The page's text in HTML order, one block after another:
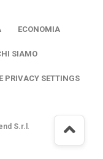
ECONOMIA
SIAMO
PRIVACY SETTINGS
S.r.l .